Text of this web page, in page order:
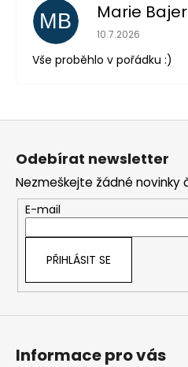
MB Marie
Hodnocení
10.7.2026
Vše proběhlo v pořádku :)
Z
Odebírat newsletter
Nezmeškejte žádné novinky
E-mail
PŘIHLÁSIT SE
Informace pro vás